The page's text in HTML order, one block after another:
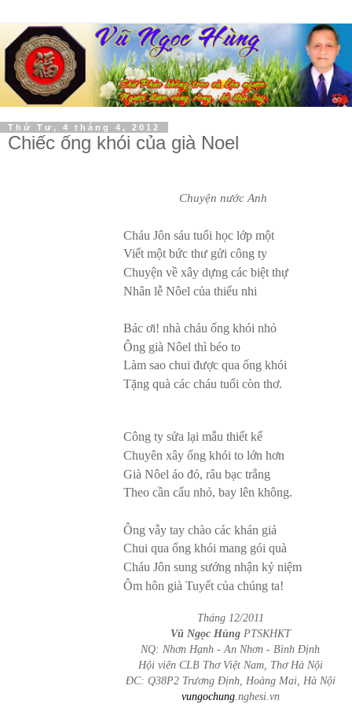
Thứ Tư, 4 tháng 4, 2012
Chiếc ống khói của già Noel
Chuyện nước Anh
Cháu Jôn sáu tuổi học lớp một
Viết một bức thư gửi công ty
Chuyện về xây dựng các biệt thự
Nhân lễ Nôel của thiếu nhi
Bác ơi! nhà cháu ống khói nhỏ
Ông già Nôel thì béo to
Làm sao chui được qua ống khói
Tặng quà các cháu tuổi còn thơ.
Công ty sửa lại mẫu thiết kế
Chuyên xây ống khói to lớn hơn
Già Nôel áo đỏ, râu bạc trắng
Theo cần cẩu nhỏ, bay lên không.
Ông vẫy tay chào các khán giả
Chui qua ống khói mang gói quà
Cháu Jôn sung sướng nhận kỷ niệm
Ôm hôn già Tuyết của chúng ta!
Tháng 12/2011
Vũ Ngọc HùngPTSKHKT
NQ: Nhơn Hạnh - An Nhơn - Bình Định
Hội viên CLB Thơ Việt Nam, Thơ Hà Nội
ĐC: Q38P2 Trương Định, Hoàng Mai, Hà Nội
vungochung.nghesi.vn